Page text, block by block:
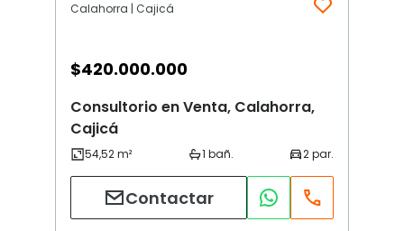
Calahorra | Cajicá
$420.000.000
Consultorio en Venta, Calahorra,
Cajicá
Contactar